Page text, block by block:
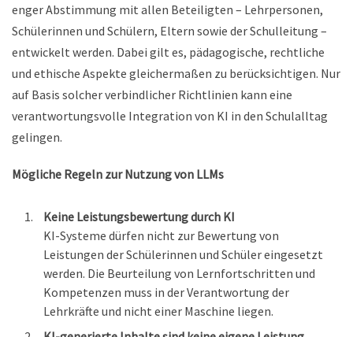
enger Abstimmung mit allen Beteiligten – Lehrpersonen,
Schülerinnen und Schülern, Eltern sowie der Schulleitung –
entwickelt werden. Dabei gilt es, pädagogische, rechtliche
und ethische Aspekte gleichermaßen zu berücksichtigen. Nur
auf Basis solcher verbindlicher Richtlinien kann eine
verantwortungsvolle Integration von KI in den Schulalltag
gelingen.
Mögliche Regeln zur Nutzung von LLMs
Keine Leistungsbewertung durch KI
KI-Systeme dürfen nicht zur Bewertung von
Leistungen der Schülerinnen und Schüler eingesetzt
werden. Die Beurteilung von Lernfortschritten und
Kompetenzen muss in der Verantwortung der
Lehrkräfte und nicht einer Maschine liegen.